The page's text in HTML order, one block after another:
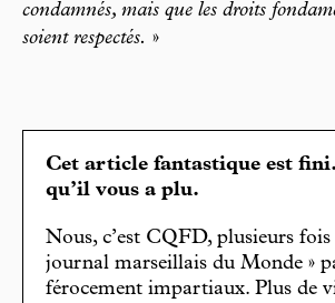
condamnés, mais que les droits
soient respectés. »
Cet article fantastique est
qu’il vous a plu.
Nous, c’est CQFD, plusieurs
journal marseillais du Monde »
férocement impartiaux. Plus de